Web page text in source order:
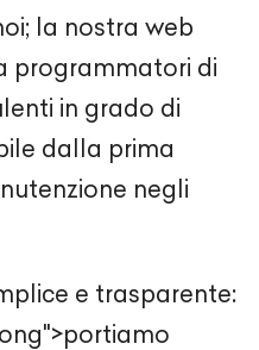
la nostra web
programmatori di
in grado di
dalla prima
negli
e trasparente: